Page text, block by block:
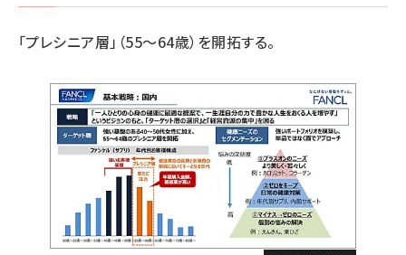
「プレシニア層」（55～64歳）を開拓する。